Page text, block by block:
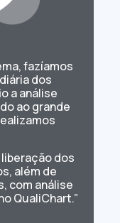
fazíamos
dos
a análise
ao grande
dos
além de
com análise
QualiChart.”